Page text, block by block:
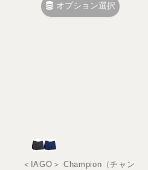
オプション選択
＜IAGO＞ Champion（チャン